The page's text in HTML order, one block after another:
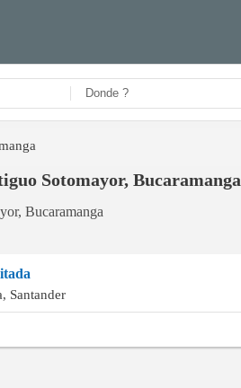
Sotomayor, Bucaramanga
Bucaramanga
Santander